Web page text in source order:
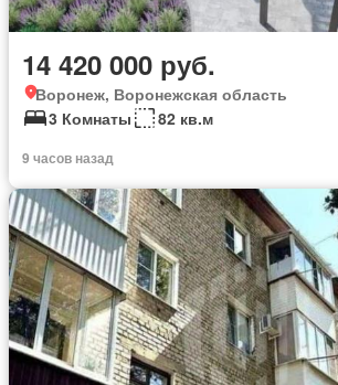
14 420 000 руб.
Воронеж, Воронежская область
3 Комнаты
82 кв.м
9 часов назад